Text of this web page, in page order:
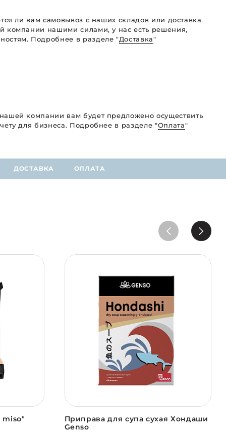
ДОСТАВКА ОПЛАТА
ли вам самовывоз с наших складов или доставка
компании нашими силами, у нас есть решения,
Подробнее в разделе "Доставка"
компании вам будет предложено осуществить
для бизнеса. Подробнее в разделе "Оплата"
miso"
Приправа для супа сухая Хондаши
Genso